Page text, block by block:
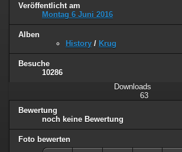
Veröffentlicht am
Montag 6 Juni 2016
Alben
History / Krug
Besuche
10286
Downloads
63
Bewertung
noch keine Bewertung
Foto bewerten